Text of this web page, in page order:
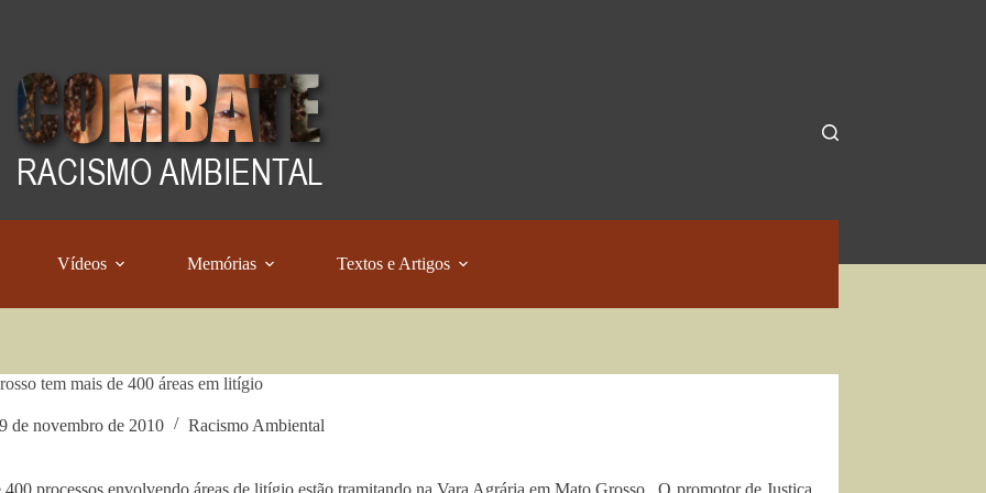
Vídeos Memórias Textos e Artigos
tem mais de 400 áreas em litígio
de novembro de 2010 Racismo Ambiental
400 processos envolvendo áreas de litígio estão tramitando na Vara Agrária em Mato Grosso. O promotor de Justiça